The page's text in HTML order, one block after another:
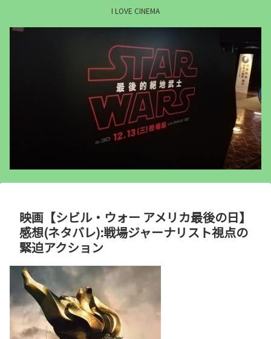
I LOVE CINEMA
映画【シビル・ウォー アメリカ最後の日】
感想(ネタバレ):戦場ジャーナリスト視点の
緊迫アクション